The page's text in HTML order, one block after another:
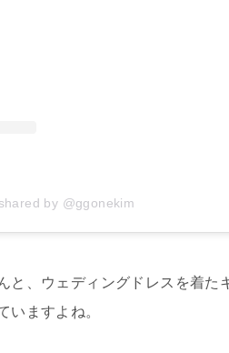
by @ggonekim
と、ウェディングドレスを着
いますよね。